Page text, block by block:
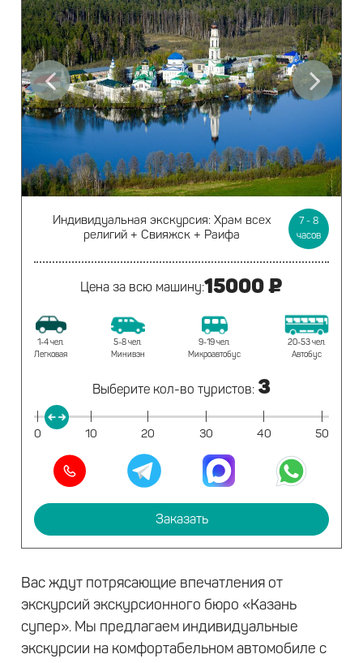
Индивидуальная экскурсия: Храм всех
религий + Свияжск + Раифа
7 - 8
часов
Цена за всю машину:15000 ₽
1-4 чел.
Легковая
5-8 чел.
Минивэн
9-19 чел.
Микроавтобус
20-53 чел.
Автобус
Выберите кол-во туристов: 3
|
0
|
10
|
20
|
30
|
40
|
50
Заказать
Вас ждут потрясающие впечатления от
экскурсий экскурсионного бюро «Казань
супер». Мы предлагаем индивидуальные
экскурсии на комфортабельном автомобиле с